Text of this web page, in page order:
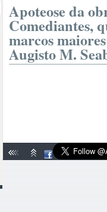
Apoteose da
Comediantes,
marcos
Augisto M.